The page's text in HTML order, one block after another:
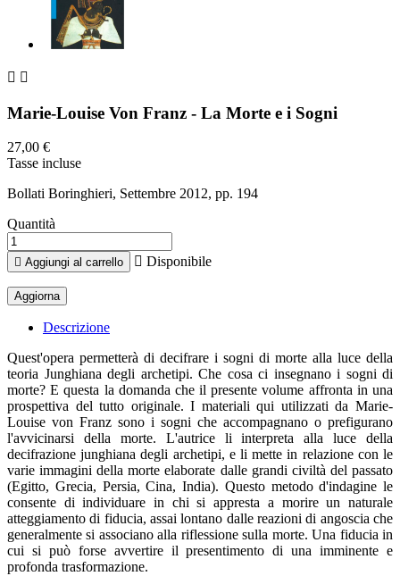
 
Marie-Louise Von Franz - La Morte e i Sogni
27,00 €
Tasse incluse
Bollati Boringhieri, Settembre 2012, pp. 194
Quantità
 Aggiungi al carrello  Disponibile
Descrizione
Quest'opera permetterà di decifrare i sogni di morte alla luce della
teoria Junghiana degli archetipi. Che cosa ci insegnano i sogni di
morte? E questa la domanda che il presente volume affronta in una
prospettiva del tutto originale. I materiali qui utilizzati da Marie-
Louise von Franz sono i sogni che accompagnano o prefigurano
l'avvicinarsi della morte. L'autrice li interpreta alla luce della
decifrazione junghiana degli archetipi, e li mette in relazione con le
varie immagini della morte elaborate dalle grandi civiltà del passato
(Egitto, Grecia, Persia, Cina, India). Questo metodo d'indagine le
consente di individuare in chi si appresta a morire un naturale
atteggiamento di fiducia, assai lontano dalle reazioni di angoscia che
generalmente si associano alla riflessione sulla morte. Una fiducia in
cui si può forse avvertire il presentimento di una imminente e
profonda trasformazione.